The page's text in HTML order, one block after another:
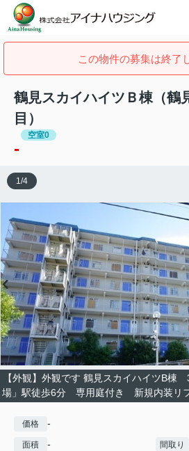
この物件の募集は終了
鶴見スカイハイツＢ棟（鶴
目）
空室0
-
【外観】外観です 鶴見スカイハイツB
場」駅徒歩6分 専用庭付き 新規内装リ
1/4
価格 -
面積 - 間取り